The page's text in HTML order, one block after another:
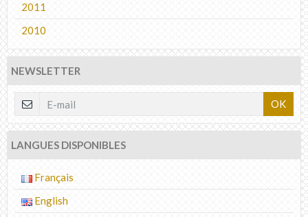
2011
2010
NEWSLETTER
OK
LANGUES DISPONIBLES
Français
English